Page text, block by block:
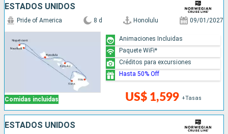
ESTADOS UNIDOS
Comidas incluidas
Pride of America 8 d Honolulu 09/01/2027
US$ 1,599 +Tasas
Animaciones Incluidas
Paquete WiFi*
Créditos para excursiones
Hasta 50% Off
ESTADOS UNIDOS